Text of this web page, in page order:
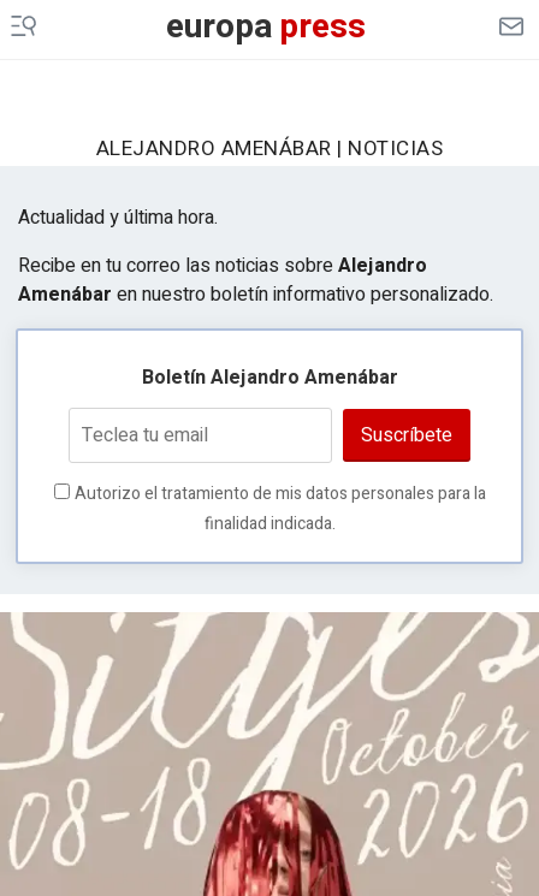
europapress
ALEJANDRO AMENÁBAR | NOTICIAS
Actualidad y última hora.
Recibe en tu correo las noticias sobreAlejandro
Amenábar en nuestro boletín informativo personalizado.
Boletín Alejandro Amenábar
Suscríbete
Autorizo el tratamiento de mis datos personales para la
finalidad indicada.